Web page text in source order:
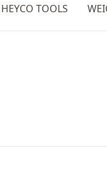
HEYCO TOOLS